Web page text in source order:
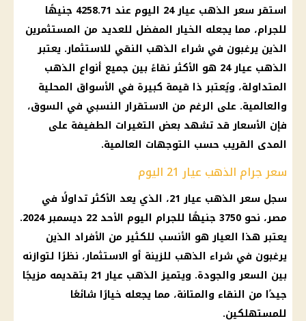
استقر سعر الذهب عيار 24 اليوم عند 4258.71 جنيهًا
للجرام، مما يجعله الخيار المفضل للعديد من المستثمرين
الذين يرغبون في شراء الذهب النقي للاستثمار. يعتبر
الذهب عيار 24 هو الأكثر نقاءً بين جميع أنواع الذهب
المتداولة، ويُعتبر ذا قيمة كبيرة في الأسواق المحلية
والعالمية. على الرغم من الاستقرار النسبي في السوق،
فإن الأسعار قد تشهد بعض التغيرات الطفيفة على
المدى القريب حسب التوجهات العالمية.
سعر جرام الذهب عيار 21 اليوم
سجل سعر الذهب عيار 21، الذي يعد الأكثر تداولًا في
مصر، نحو 3750 جنيهًا للجرام اليوم الأحد 22 ديسمبر 2024.
يعتبر هذا العيار هو الأنسب للكثير من الأفراد الذين
يرغبون في شراء الذهب للزينة أو الاستثمار، نظرًا لتوازنه
بين السعر والجودة. ويتميز الذهب عيار 21 بتقديمه مزيجًا
جيدًا من النقاء والمتانة، مما يجعله خيارًا شائعًا
للمستهلكين.